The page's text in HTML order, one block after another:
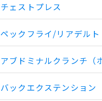
チェストプレス
ペックフライ/リアデルト
アブドミナルクランチ（
バックエクステンション